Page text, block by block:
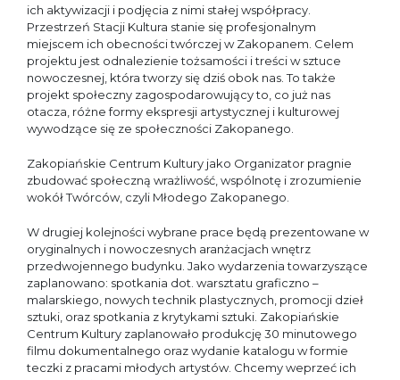
ich aktywizacji i podjęcia z nimi stałej współpracy.
Przestrzeń Stacji Kultura stanie się profesjonalnym
miejscem ich obecności twórczej w Zakopanem. Celem
projektu jest odnalezienie tożsamości i treści w sztuce
nowoczesnej, która tworzy się dziś obok nas. To także
projekt społeczny zagospodarowujący to, co już nas
otacza, różne formy ekspresji artystycznej i kulturowej
wywodzące się ze społeczności Zakopanego.
Zakopiańskie Centrum Kultury jako Organizator pragnie
zbudować społeczną wrażliwość, wspólnotę i zrozumienie
wokół Twórców, czyli Młodego Zakopanego.
W drugiej kolejności wybrane prace będą prezentowane w
oryginalnych i nowoczesnych aranżacjach wnętrz
przedwojennego budynku. Jako wydarzenia towarzyszące
zaplanowano: spotkania dot. warsztatu graficzno –
malarskiego, nowych technik plastycznych, promocji dzieł
sztuki, oraz spotkania z krytykami sztuki. Zakopiańskie
Centrum Kultury zaplanowało produkcję 30 minutowego
filmu dokumentalnego oraz wydanie katalogu w formie
teczki z pracami młodych artystów. Chcemy weprzeć ich